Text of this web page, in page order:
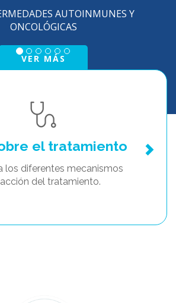
el tratamiento
los diferentes mecanismos
del tratamiento.